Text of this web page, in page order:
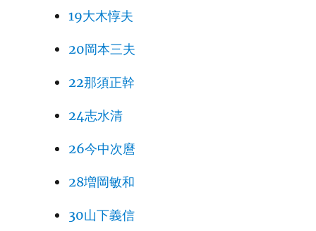
19大木惇夫
20岡本三夫
22那須正幹
24志水清
26今中次麿
28増岡敏和
30山下義信